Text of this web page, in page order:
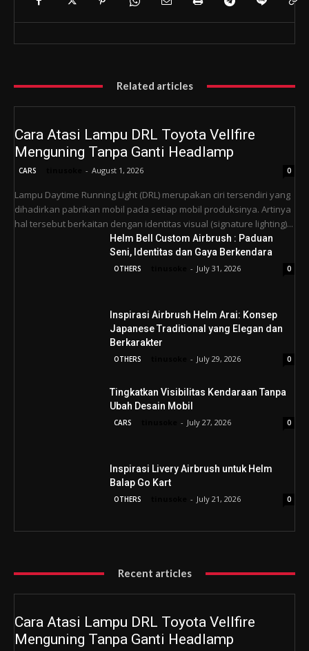
Related articles
Cara Atasi Lampu DRL Toyota Vellfire
Menguning Tanpa Ganti Headlamp
CARS - August 1, 2026 0
Lampu Daytime Running Light (DRL) merupakan ciri tersendiri yang
dihadirkan pabrikan mobil pada setiap mobil produksinya. Artinya
hal tersebut berkaitan dengan identitas visual (signature lighting)...
Helm Bell Custom Airbrush : Paduan
Seni, Identitas dan Gaya Berkendara
OTHERS - July 31, 2026 0
Inspirasi Airbrush Helm Arai: Konsep
Japanese Traditional yang Elegan dan
Berkarakter
OTHERS - July 29, 2026 0
Tingkatkan Visibilitas Kendaraan Tanpa
Ubah Desain Mobil
CARS - July 27, 2026 0
Inspirasi Livery Airbrush untuk Helm
Balap Go Kart
OTHERS - July 21, 2026 0
Recent articles
Cara Atasi Lampu DRL Toyota Vellfire
Menguning Tanpa Ganti Headlamp